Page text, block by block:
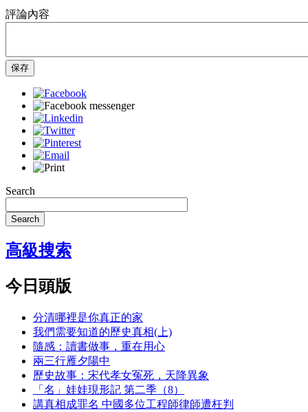
評論內容
保存
Search
Search
高級搜索
今日頭版
分清哪裡是你真正的家
我們需要知道的歷史真相(上)
隨感：讀書做事，重在用心
兩三行雁夕陽中
歷史故事：宋代孝女冤死，天降異象
「名」娃娃現形記 第二季（8）
講真相成罪名 中國多位工程師律師遭枉判